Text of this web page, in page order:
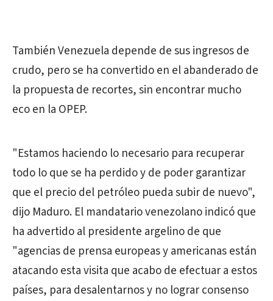
También Venezuela depende de sus ingresos de
crudo, pero se ha convertido en el abanderado de
la propuesta de recortes, sin encontrar mucho
eco en la OPEP.
"Estamos haciendo lo necesario para recuperar
todo lo que se ha perdido y de poder garantizar
que el precio del petróleo pueda subir de nuevo",
dijo Maduro. El mandatario venezolano indicó que
ha advertido al presidente argelino de que
"agencias de prensa europeas y americanas están
atacando esta visita que acabo de efectuar a estos
países, para desalentarnos y no lograr consenso